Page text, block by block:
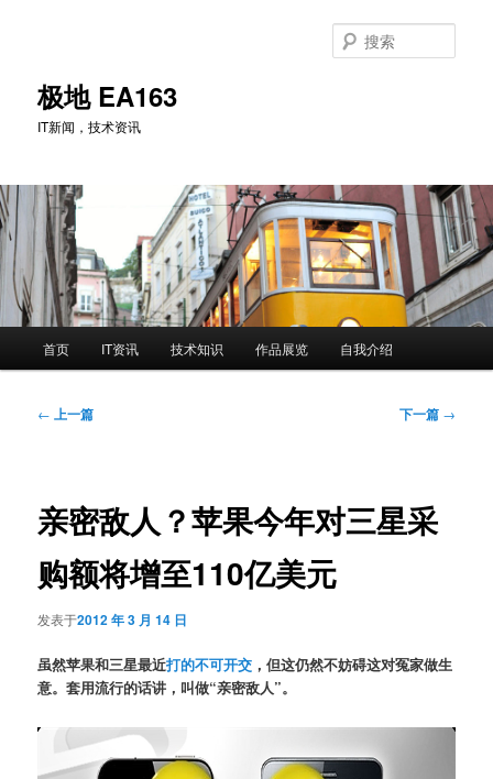
极地 EA163
IT新闻，技术资讯
索
首页 IT资讯 技术知识 作品展览 自我介绍
文
← 上一篇 下一篇 →
亲密敌人？苹果今年对三星采
购额将增至110亿美元
发表于2012 年 3 月 14 日
虽然苹果和三星最近打的不可开交 ，但这仍然不妨碍这对冤家做生
意。套用流行的话讲，叫做“亲密敌人”。